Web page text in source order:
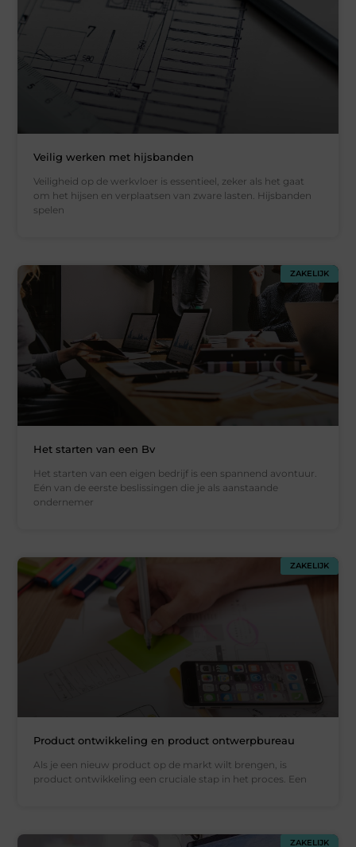
Veilig werken met hijsbanden
Veiligheid op de werkvloer is essentieel, zeker als het gaat
om het hijsen en verplaatsen van zware lasten. Hijsbanden
spelen
ZAKELIJK
Het starten van een Bv
Het starten van een eigen bedrijf is een spannend avontuur.
Eén van de eerste beslissingen die je als aanstaande
ondernemer
ZAKELIJK
Product ontwikkeling en product ontwerpbureau
Als je een nieuw product op de markt wilt brengen, is
product ontwikkeling een cruciale stap in het proces. Een
ZAKELIJK